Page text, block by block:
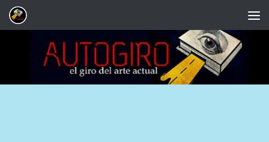
Saltar al contenido